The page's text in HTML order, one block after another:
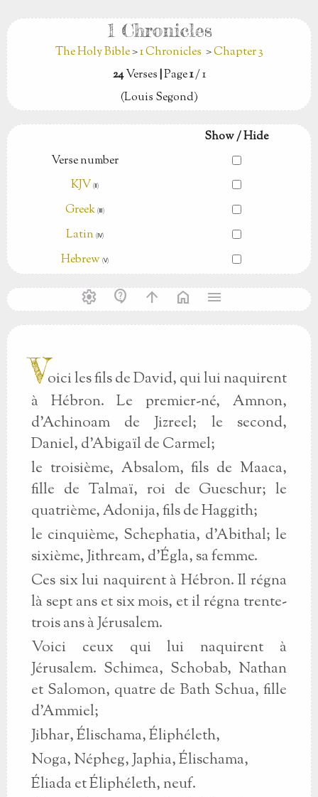
1 Chronicles
The Holy Bible>1 Chronicles >Chapter 3
24Verses|Page1/ 1
(Louis Segond)
Show / Hide
Verse number
KJV (Ⅱ)
Greek (Ⅲ)
Latin (Ⅳ)
Hebrew (Ⅴ)
settings contact_support arrow_upward home menu
Voici les fils de David, qui lui naquirent
à Hébron. Le premier-né, Amnon,
d'Achinoam de Jizreel; le second,
Daniel, d'Abigaïl de Carmel;
le troisième, Absalom, fils de Maaca,
fille de Talmaï, roi de Gueschur; le
quatrième, Adonija, fils de Haggith;
le cinquième, Schephatia, d'Abithal; le
sixième, Jithream, d'Égla, sa femme.
Ces six lui naquirent à Hébron. Il régna
là sept ans et six mois, et il régna trente-
trois ans à Jérusalem.
Voici ceux qui lui naquirent à
Jérusalem. Schimea, Schobab, Nathan
et Salomon, quatre de Bath Schua, fille
d'Ammiel;
Jibhar, Élischama, Éliphéleth,
Noga, Népheg, Japhia, Élischama,
Éliada et Éliphéleth, neuf.